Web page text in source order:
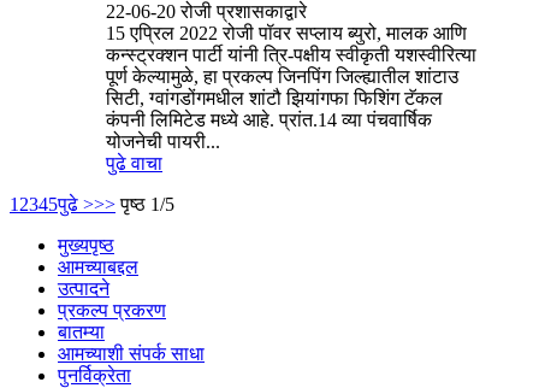
22-06-20 रोजी प्रशासकाद्वारे
15 एप्रिल 2022 रोजी पॉवर सप्लाय ब्युरो, मालक आणि
कन्स्ट्रक्शन पार्टी यांनी त्रि-पक्षीय स्वीकृती यशस्वीरित्या
पूर्ण केल्यामुळे, हा प्रकल्प जिनपिंग जिल्ह्यातील शांटाउ
सिटी, ग्वांगडोंगमधील शांटौ झियांगफा फिशिंग टॅकल
कंपनी लिमिटेड मध्ये आहे. प्रांत.14 व्या पंचवार्षिक
योजनेची पायरी...
पुढे वाचा
1 2345पुढे >>> पृष्ठ 1/5
मुख्यपृष्ठ
आमच्याबद्दल
उत्पादने
प्रकल्प प्रकरण
बातम्या
आमच्याशी संपर्क साधा
पुनर्विक्रेता